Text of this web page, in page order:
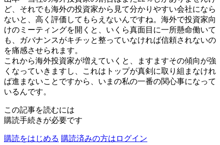
ど、それでも海外の投資家から見て分かりやすい会社になら
ないと、高く評価してもらえないんですね。海外で投資家向
けのミーティングを開くと、いくら真面目に一所懸命働いて
も、ガバナンスがキチッと整っていなければ信頼されないの
を痛感させられます。
これから海外投資家が増えていくと、ますますその傾向が強
くなっていきますし、これはトップが真剣に取り組まなけれ
ば進まないことですから、いまの私の一番の関心事になって
いるんです。
この記事を読むには
購読手続きが必要です
購読をはじめる 購読済みの方はログイン